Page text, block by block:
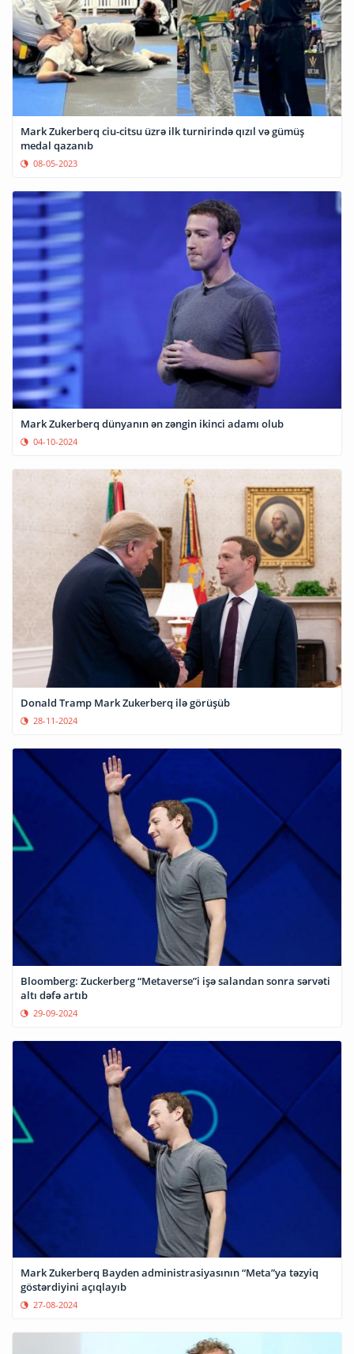
Mark Zukerberq ciu-citsu üzrə ilk turnirində qızıl və gümüş
medal qazanıb
08-05-2023
Mark Zukerberq dünyanın ən zəngin ikinci adamı olub
04-10-2024
Donald Tramp Mark Zukerberq ilə görüşüb
28-11-2024
Bloomberg: Zuckerberg “Metaverse”i işə salandan sonra sərvəti
altı dəfə artıb
29-09-2024
Mark Zukerberq Bayden administrasiyasının “Meta”ya təzyiq
göstərdiyini açıqlayıb
27-08-2024